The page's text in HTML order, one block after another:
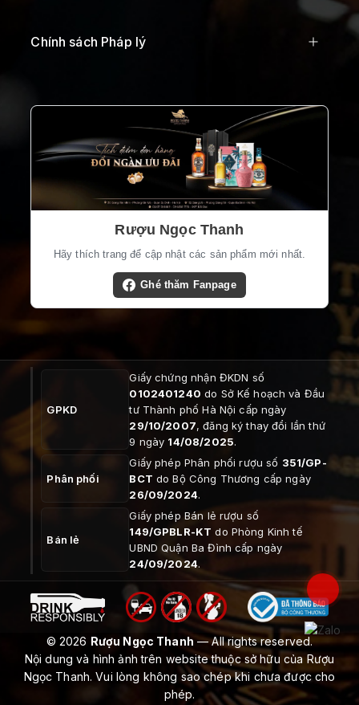
Chính sách Pháp lý
Rượu Ngọc Thanh
Hãy thích trang để cập nhật các sản phẩm mới nhất.
Ghé thăm Fanpage
GPKD
Giấy chứng nhận ĐKDN số
0102401240 do Sở Kế hoạch và Đầu
tư Thành phố Hà Nội cấp ngày
29/10/2007, đăng ký thay đổi lần thứ
9 ngày 14/08/2025.
Phân phối
Giấy phép Phân phối rượu số 351/GP-
BCT do Bộ Công Thương cấp ngày
26/09/2024.
Bán lẻ
Giấy phép Bán lẻ rượu số
149/GPBLR-KT do Phòng Kinh tế
UBND Quận Ba Đình cấp ngày
24/09/2024.
© 2026 Rượu Ngọc Thanh— All rights reserved.
Nội dung và hình ảnh trên website thuộc sở hữu của Rượu
Ngọc Thanh. Vui lòng không sao chép khi chưa được cho
phép.